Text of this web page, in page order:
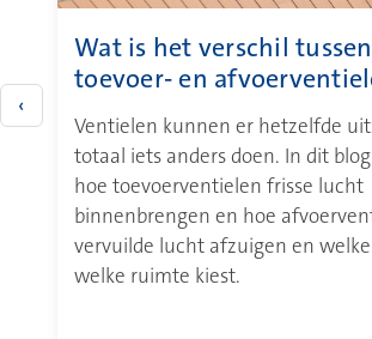
‹
Wat is het verschil tussen
toevoer‑ en
Ventielen kunnen er hetzelfde
totaal iets anders doen. In dit
hoe toevoerventielen frisse lucht
binnenbrengen en hoe
vervuilde lucht afzuigen en
welke ruimte kiest.